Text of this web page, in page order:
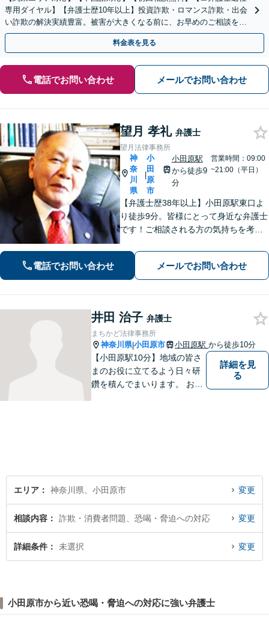
専用ダイヤル】【弁護士歴10年以上】投資詐欺・ロマンス詐欺・出会
い詐欺の解決実績豊富。被害が大きくなる前に、お早めのご相談を。
セカンドオピニオン・オンラインの対応も可能
料金表を見る
電話でお問い合わせ メールでお問い合わせ
望月 孝礼 弁護士
望月法律事務所
神
奈
川
県
|
小
田
原
市
小田原駅
から徒歩9
分
営業時間：09:00
~21:00（平日）
【弁護士歴38年以上】小田原駅東口よ
り徒歩9分。皆様にとって身近な弁護士
です！ご相談される方の気持ちを考え
して頼んで良かったと思われる、そう
いう弁護士でいようと日々努めていま
す。 まずはご相談ください。
電話でお問い合わせ メールでお問い合わせ
井田 治子 弁護士
まちかど法律事務所
神奈川県|小田原市 小田原駅 から徒歩10分
【小田原駅10分】地域の皆さ
まのお役に立てるよう日々研
鑽を積んでまいります。 お気
詳細を見
る
エリア 神奈川県、小田原市 変更
相談内容 詐欺・消費者問題、恐喝・脅迫への対応 変更
詳細条件 未選択 変更
小田原市から近い恐喝・脅迫への対応に強い弁護士